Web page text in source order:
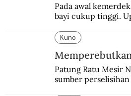
Pada awal
bayi cukup tinggi.
Kuno
Patung Ratu Mesir
sumber